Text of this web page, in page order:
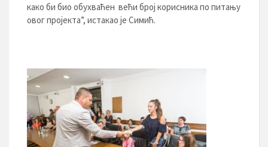
како би био обухваћен већи број корисника по питању
овог пројекта”, истакао је Симић.